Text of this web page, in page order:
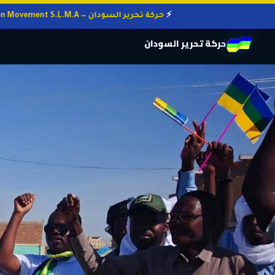
حركة تحرير السودان — Sudan Liberation Movement S.L.M.A
حركة تحرير السودان